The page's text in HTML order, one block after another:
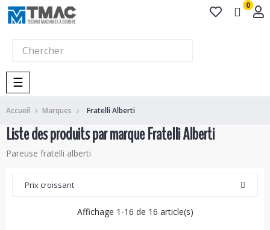
0
Basculer
la
navigation
☰
Accueil Marques Fratelli Alberti
Liste des produits par marque Fratelli Alberti
Pareuse fratelli alberti
Prix croissant
Affichage 1-16 de 16 article(s)